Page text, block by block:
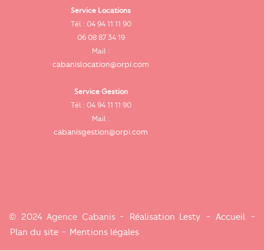
Service Locations
Tél : 04 94 11 11 90
06 08 87 34 19
cabanislocation@orpi.com
Service Gestion
Tél : 04 94 11 11 90
cabanisgestion@orpi.com
© 2024 Agence Cabanis - Réalisation Lesty - Accueil
-
Plan du site - Mentions légales